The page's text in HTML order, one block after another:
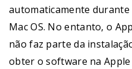
automaticamente
Mac OS. No entanto, o
não faz parte da
obter o software na